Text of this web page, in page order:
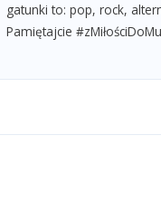
gatunki to: pop, rock,
Pamiętajcie